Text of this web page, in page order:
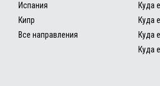
Испания
Кипр
Все направления
Куда
Куда
Куда
Куда